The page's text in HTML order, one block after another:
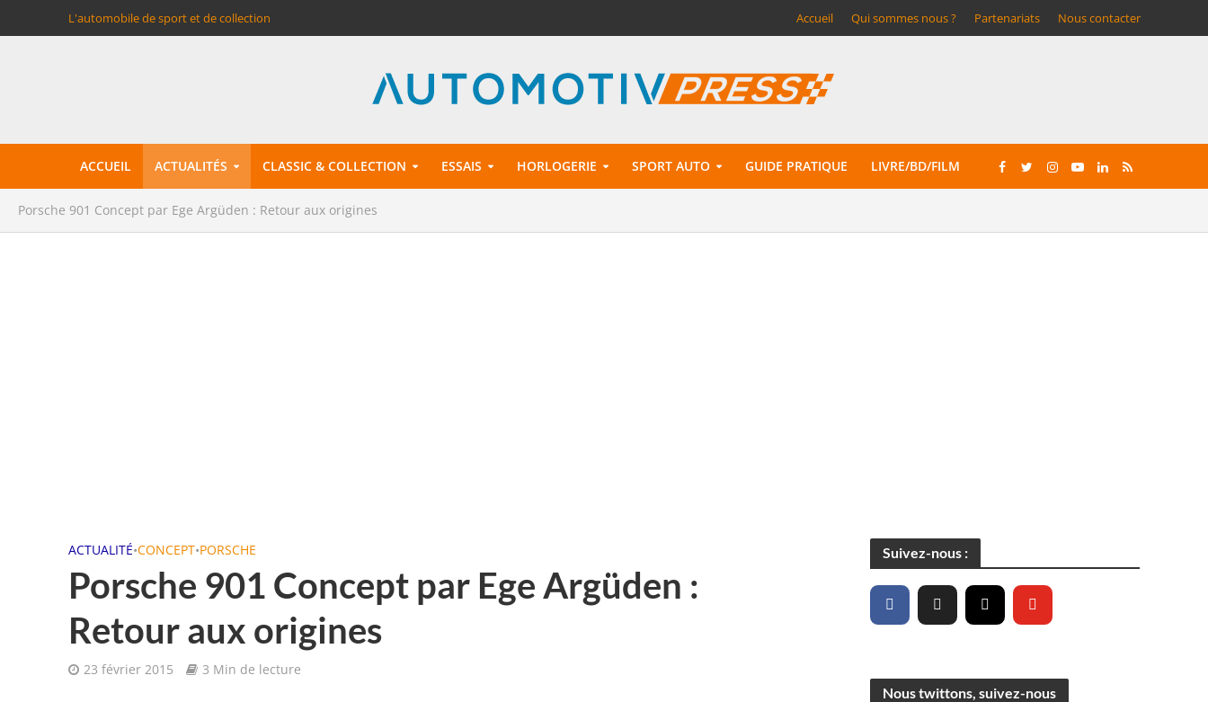
L'automobile de sport et de collection Accueil Qui sommes nous ? Partenariats Nous contacter
ACCUEIL ACTUALITÉS CLASSIC & COLLECTION ESSAIS HORLOGERIE SPORT AUTO GUIDE PRATIQUE LIVRE/BD/FILM
Porsche 901 Concept par Ege Argüden : Retour aux origines
ACTUALITÉ•CONCEPT•PORSCHE
Porsche 901 Concept par Ege Argüden :
Retour aux origines
23 février 2015 3 Min de lecture
Suivez-nous :
Nous twittons, suivez-nous